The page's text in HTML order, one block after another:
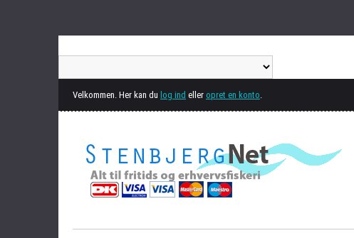
Velkommen. Her kan du log ind eller opret en konto.